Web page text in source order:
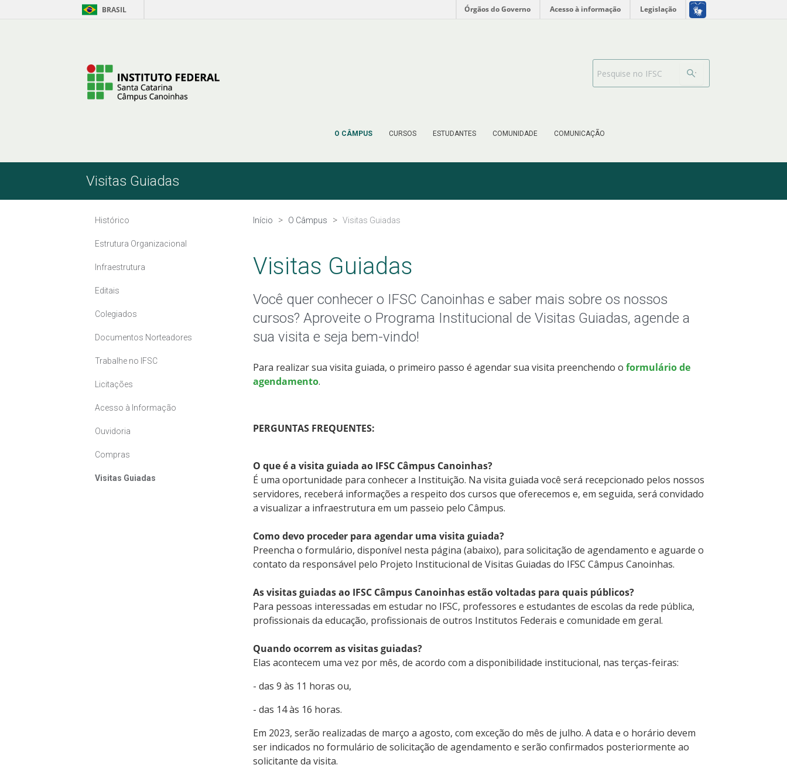
BRASIL Órgãos do Governo Acesso à informação Legislação
O CÂMPUS CURSOS ESTUDANTES COMUNIDADE COMUNICAÇÃO
Search Bar
Visitas Guiadas
Histórico
Estrutura Organizacional
Infraestrutura
Editais
Colegiados
Documentos Norteadores
Trabalhe no IFSC
Licitações
Acesso à Informação
Ouvidoria
Compras
Visitas Guiadas
Início O Câmpus Visitas Guiadas
Visitas Guiadas
Você quer conhecer o IFSC Canoinhas e saber mais sobre os nossos
cursos? Aproveite o Programa Institucional de Visitas Guiadas, agende a
sua visita e seja bem-vindo!
Para realizar sua visita guiada, o primeiro passo é agendar sua visita preenchendo o formulário de
agendamento.
PERGUNTAS FREQUENTES:
O que é a visita guiada ao IFSC Câmpus Canoinhas?
É uma oportunidade para conhecer a Instituição. Na visita guiada você será recepcionado pelos nossos
servidores, receberá informações a respeito dos cursos que oferecemos e, em seguida, será convidado
a visualizar a infraestrutura em um passeio pelo Câmpus.
Como devo proceder para agendar uma visita guiada?
Preencha o formulário, disponível nesta página (abaixo), para solicitação de agendamento e aguarde o
contato da responsável pelo Projeto Institucional de Visitas Guiadas do IFSC Câmpus Canoinhas.
As visitas guiadas ao IFSC Câmpus Canoinhas estão voltadas para quais públicos?
Para pessoas interessadas em estudar no IFSC, professores e estudantes de escolas da rede pública,
profissionais da educação, profissionais de outros Institutos Federais e comunidade em geral.
Quando ocorrem as visitas guiadas?
Elas acontecem uma vez por mês, de acordo com a disponibilidade institucional, nas terças-feiras:
- das 9 às 11 horas ou,
- das 14 às 16 horas.
Em 2023, serão realizadas de março a agosto, com exceção do mês de julho. A data e o horário devem
ser indicados no formulário de solicitação de agendamento e serão confirmados posteriormente ao
solicitante da visita.